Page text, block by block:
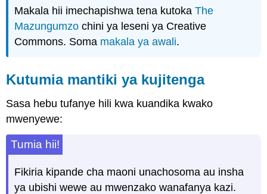
Makala hii imechapishwa tena kutokaThe
Mazungumzo chini ya leseni ya Creative
Commons. Soma makala ya awali.
Kutumia mantiki ya kujitenga
Sasa hebu tufanye hili kwa kuandika kwako
mwenyewe:
Tumia hii!
Fikiria kipande cha maoni unachosoma au insha
ya ubishi wewe au mwenzako wanafanya kazi.